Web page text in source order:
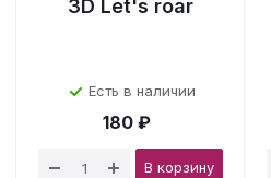
3D Let's roar
Есть в наличии
180 ₽
В корзину